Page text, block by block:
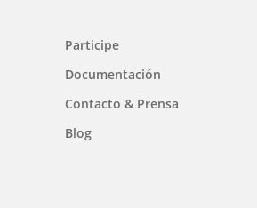
Participe
Documentación
Contacto & Prensa
Blog